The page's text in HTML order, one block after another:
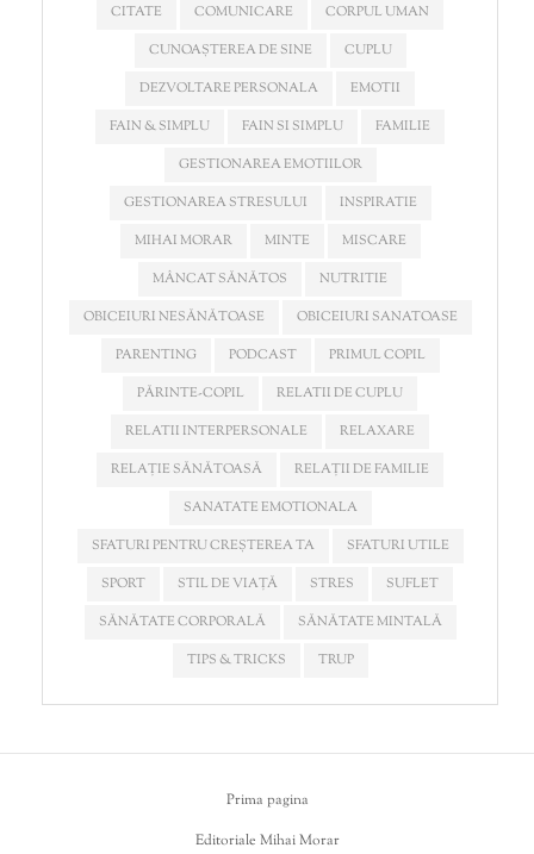
CITATE
COMUNICARE
CORPUL UMAN
CUNOAȘTEREA DE SINE
CUPLU
DEZVOLTARE PERSONALA
EMOTII
FAIN & SIMPLU
FAIN SI SIMPLU
FAMILIE
GESTIONAREA EMOTIILOR
GESTIONAREA STRESULUI
INSPIRATIE
MIHAI MORAR
MINTE
MISCARE
MÂNCAT SĂNĂTOS
NUTRITIE
OBICEIURI NESĂNĂTOASE
OBICEIURI SANATOASE
PARENTING
PODCAST
PRIMUL COPIL
PĂRINTE-COPIL
RELATII DE CUPLU
RELATII INTERPERSONALE
RELAXARE
RELAȚIE SĂNĂTOASĂ
RELAȚII DE FAMILIE
SANATATE EMOTIONALA
SFATURI PENTRU CREȘTEREA TA
SFATURI UTILE
SPORT
STIL DE VIAȚĂ STRES
SUFLET
SĂNĂTATE CORPORALĂ
SĂNĂTATE MINTALĂ
TIPS & TRICKS
TRUP
Prima pagina
Editoriale Mihai Morar